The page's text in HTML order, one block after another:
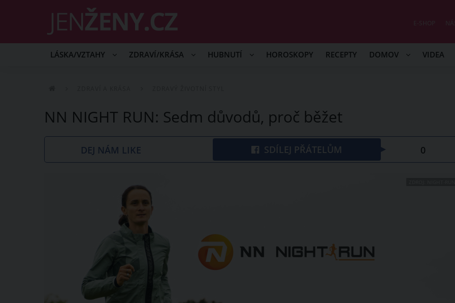
LÁSKA/VZTAHY ZDRAVÍ/KRÁSA HUBNUTÍ HOROSKOPY RECEPTY DOMOV VIDEA
NN NIGHT RUN: Sedm důvodů, proč běžet
DEJ NÁM LIKE SDÍLEJ PŘÁTELŮM 0